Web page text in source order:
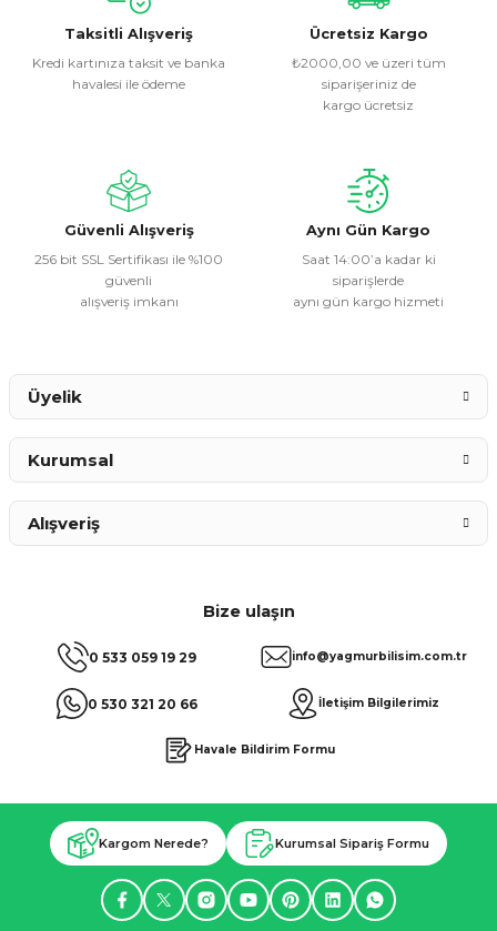
kullanarak tarafımıza iletebilirsiniz.
Görüş ve önerileriniz için teşekkür ederiz.
Ürün resmi kalitesiz, bozuk veya görüntülenemiyor.
Ürün fiyatı diğer sitelerden daha pahalı.
Bu ürüne benzer farklı alternatifler olmalı.
Taksitli Alışveriş
Kredi kartınıza taksit ve banka
havalesi ile ödeme
Ücretsiz Kargo
₺2000,00 ve üzeri tüm
siparişeriniz de
kargo ücretsiz
Güvenli Alışveriş
256 bit SSL Sertifikası ile %100
güvenli
alışveriş imkanı
Aynı Gün Kargo
Saat 14:00’a kadar ki
siparişlerde
aynı gün kargo hizmeti
Bize ulaşın
0 533 059 19 29
0 530 321 20 66
info@yagmurbilisim.com.tr
İletişim Bilgilerimiz
Havale Bildirim Formu
Üyelik
Kurumsal
Alışveriş
Kargom Nerede? Kurumsal Sipariş Formu